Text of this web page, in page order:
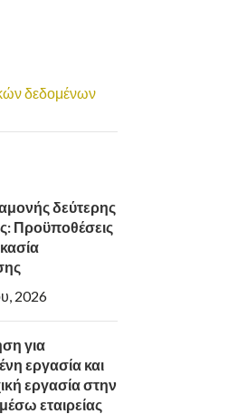
δεδομένων
δεύτερης
Προϋποθέσεις
2026
για
εργασία και
εργασία στην
εταιρείας